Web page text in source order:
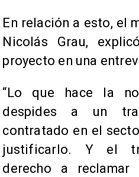
En relación a esto, el
Nicolás Grau,
proyecto en una
“Lo que hace la
despides a un
contratado en el
justificarlo. Y el
derecho a